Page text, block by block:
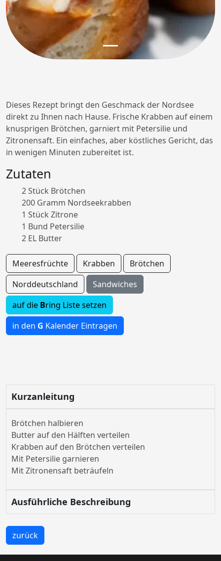
Dieses Rezept bringt den Geschmack der Nordsee
direkt zu Ihnen nach Hause. Frische Krabben auf einem
knusprigen Brötchen, garniert mit Petersilie und
Zitronensaft. Ein einfaches, aber köstliches Gericht, das
in wenigen Minuten zubereitet ist.
Zutaten
2 Stück Brötchen
200 Gramm Nordseekrabben
1 Stück Zitrone
1 Bund Petersilie
2 EL Butter
Meeresfrüchte Krabben
Brötchen
Norddeutschland
Sandwiches
auf die Bring Liste setzen
in den G Kalender Eintragen
Kurzanleitung
Brötchen halbieren
Butter auf den Hälften verteilen
Krabben auf den Brötchen verteilen
Mit Petersilie garnieren
Mit Zitronensaft beträufeln
Ausführliche Beschreibung
zurück